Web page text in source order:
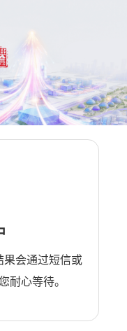
果会通过短信或
耐心等待。